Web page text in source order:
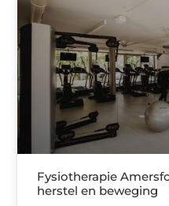
Fysiotherapie
herstel en beweging